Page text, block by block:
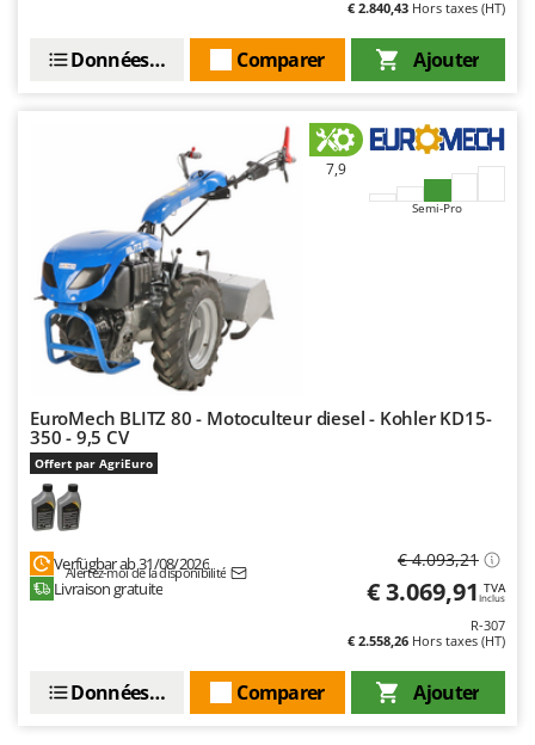
Stocker
Tellarini Pompe
Telwin
Tenco
Tineco
Titania
Tornado
Tre Spade
Trev - Abrek - TecnoVIR
Trotec
U
€ 2.840,43 Hors taxes (HT)
Ajouter
Comparer
Données techniques
7,9
Semi-Pro
EuroMech BLITZ 80 - Motoculteur diesel - Kohler KD15-
350 - 9,5 CV
Offert par AgriEuro
Verfügbar ab 31/08/2026
Alertez-moi de la disponibilité
Livraison gratuite
€ 4.093,21
€ 3.069,91 TVA
Inclus
R-307
€ 2.558,26 Hors taxes (HT)
Ajouter
Comparer
Données techniques